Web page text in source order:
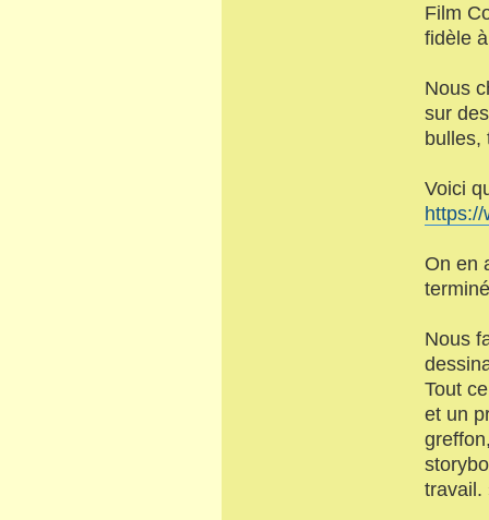
Film
fidèle
Nous
sur
bulles,
Voici
https://
On en
Nous
Tout
et un
travail.